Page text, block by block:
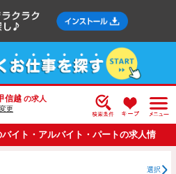
信越 の求人
更
イト・アルバイト・パートの求人情
報一覧
選択